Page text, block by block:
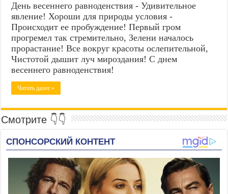
День весеннего равноденствия - Удивительное
явление! Хороши для природы условия -
Происходит ее пробуждение! Первый гром
прогремел так стремительно, Зелени началось
прорастание! Все вокруг красоты ослепительной,
Чистотой дышит луч мироздания! С днем
весеннего равноденствия!
Читать далее »
Смотрите 👇👇